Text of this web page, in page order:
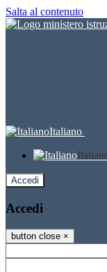
Salta al contenuto
Italiano
Accedi
Accedi
button close ×